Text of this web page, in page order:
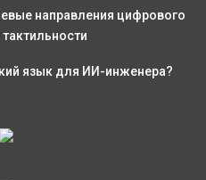
направления цифрового
язык для ИИ-инженера?